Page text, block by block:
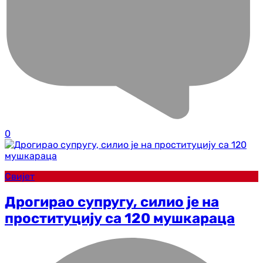
0
Свијет
Дрогирао супругу, силио је на
проституцију са 120 мушкараца